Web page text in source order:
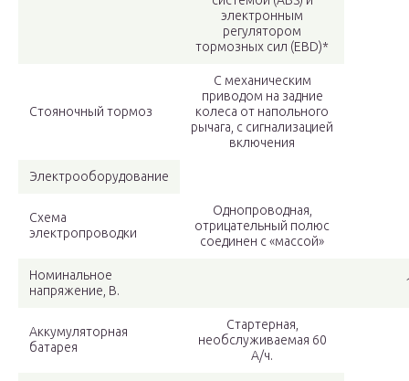
электронным
регулятором
тормозных сил (EBD)*
Стояночный тормоз
С механическим
приводом на задние
колеса от напольного
рычага, с сигнализацией
включения
Электрооборудование
Схема
электропроводки
Однопроводная,
отрицательный полюс
соединен с «массой»
Номинальное
напряжение, В.
Аккумуляторная
батарея
Стартерная,
необслуживаемая 60
А/ч.